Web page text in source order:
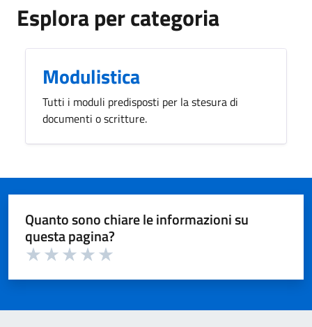
Esplora per categoria
Modulistica
Tutti i moduli predisposti per la stesura di
documenti o scritture.
Quanto sono chiare le informazioni su
questa pagina?